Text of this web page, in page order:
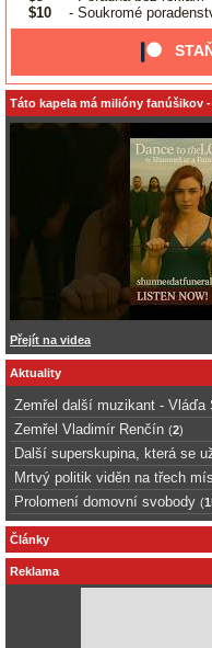
$10
- Soukromé
Táto kapela má milióny fanúšikov
Přejít na videa
Aktuality
Zemřel další muzikant - Vláďa
Zemřel Vladimír Renčín (2)
Další superskupina, která se
Mrtvý politik viděn na třech
Prolomení domovní svobody (
Články
Reklama